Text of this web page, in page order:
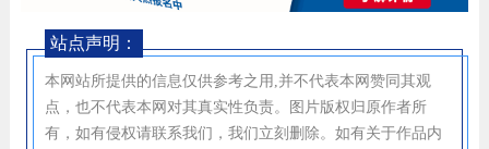
站点声明：
本网站所提供的信息仅供参考之用,并不代表本网赞同其观
点，也不代表本网对其真实性负责。图片版权归原作者所
有，如有侵权请联系我们，我们立刻删除。如有关于作品内